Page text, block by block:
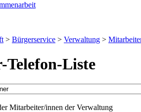
> Bürgerservice > Verwaltung >
Liste
Mitarbeiter/innen der Verwaltung